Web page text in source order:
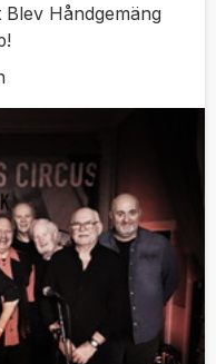
Håndgemäng